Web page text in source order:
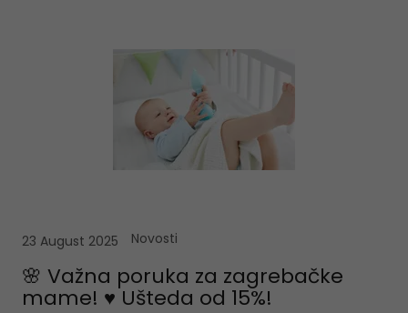
23 August 2025 Novosti
🌸 Važna poruka za zagrebačke
mame! ♥️ Ušteda od 15%!